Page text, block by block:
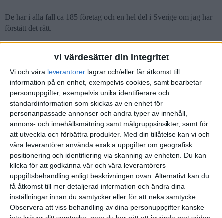
Vi värdesätter din integritet
Vi och våra leverantorer lagrar och/eller får åtkomst till
information på en enhet, exempelvis cookies, samt bearbetar
personuppgifter, exempelvis unika identifierare och
standardinformation som skickas av en enhet för
personanpassade annonser och andra typer av innehåll,
annons- och innehållsmätning samt målgruppsinsikter, samt för
att utveckla och förbättra produkter. Med din tillåtelse kan vi och
våra leverantörer använda exakta uppgifter om geografisk
positionering och identifiering via skanning av enheten. Du kan
klicka för att godkänna vår och våra leverantörers
uppgiftsbehandling enligt beskrivningen ovan. Alternativt kan du
få åtkomst till mer detaljerad information och ändra dina
inställningar innan du samtycker eller för att neka samtycke.
Observera att viss behandling av dina personuppgifter kanske
De har i alla fall ca 185 företag och en hel del i Sverige om jag har
förstått det rätt.
axs (Axel) 15 Juni 2021 09:41
6
Här är indexet som den följer:MSCI World Information
Technology Index (USD).
85% Usa, ser inte ut att vara många promille Sverige.
Martin08 15 Juni 2021 10:15
7
axs: